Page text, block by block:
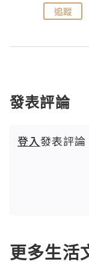
追蹤
發表評論
登入發表評論
更多生活